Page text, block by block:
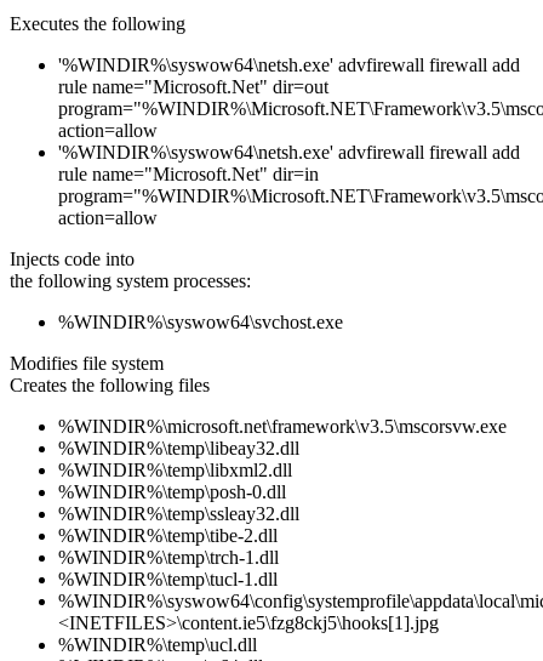
Executes the following
'%WINDIR%\syswow64\netsh.exe' advfirewall firewall add
rule name="Microsoft.Net" dir=out
action=allow
'%WINDIR%\syswow64\netsh.exe' advfirewall firewall add
rule name="Microsoft.Net" dir=in
action=allow
Injects code into
the following system processes:
%WINDIR%\syswow64\svchost.exe
Modifies file system
Creates the following files
%WINDIR%\microsoft.net\framework\v3.5\mscorsvw.exe
%WINDIR%\temp\libeay32.dll
%WINDIR%\temp\libxml2.dll
%WINDIR%\temp\posh-0.dll
%WINDIR%\temp\ssleay32.dll
%WINDIR%\temp\tibe-2.dll
%WINDIR%\temp\trch-1.dll
%WINDIR%\temp\tucl-1.dll
<INETFILES>\content.ie5\fzg8ckj5\hooks[1].jpg
%WINDIR%\temp\ucl.dll